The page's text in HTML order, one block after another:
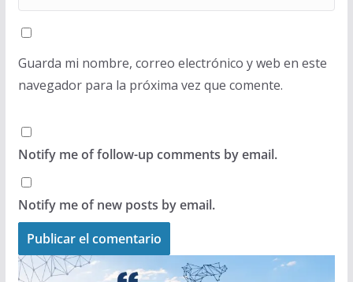
Guarda mi nombre, correo electrónico y web en este
navegador para la próxima vez que comente.
Notify me of follow-up comments by email.
Notify me of new posts by email.